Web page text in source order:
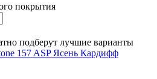
покрытия
подберут лучшие варианты